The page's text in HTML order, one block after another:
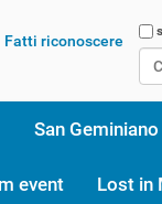
Fatti riconoscere
San Geminiano
event Lost in